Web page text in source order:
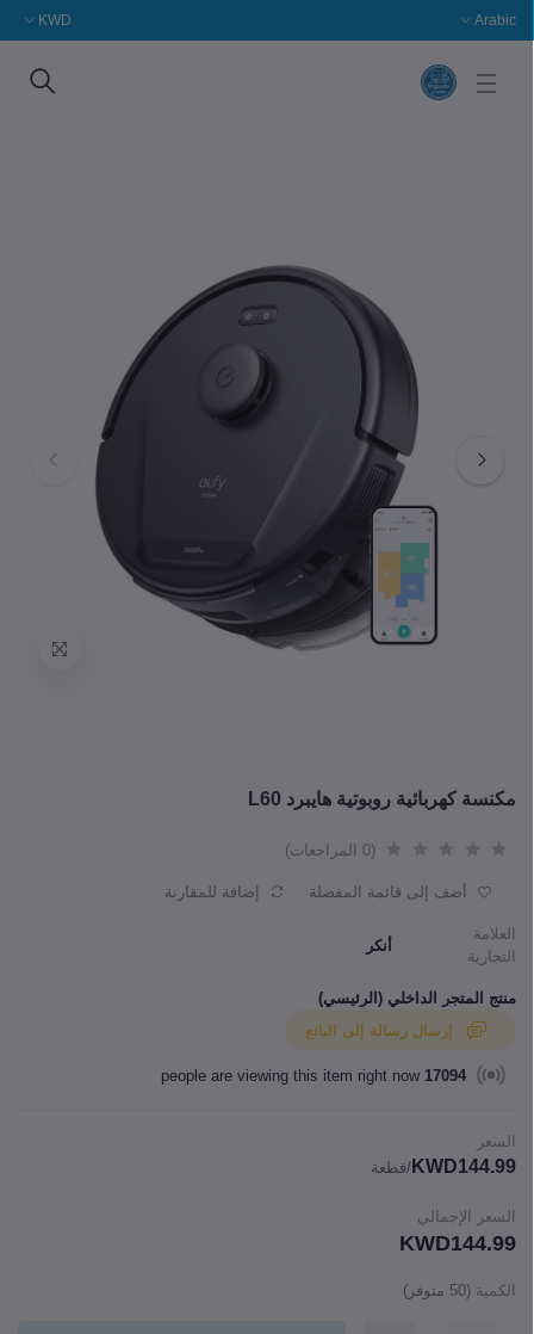
Arabic
KWD
مكنسة كهربائية روبوتية هايبرد L60
(0 المراجعات)
أضف إلى قائمة المفضلة إضافة للمقارنة
العلامة
التجارية
أنكر
منتج المتجر الداخلي (الرئيسي)
17094
السعر
KWD144.99 /قطعة
السعر الإجمالي
KWD144.99
الكمية (
50 متوفر)